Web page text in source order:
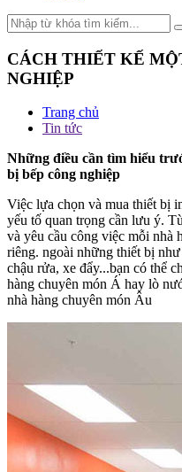
CÁCH THIẾT KẾ
NGHIỆP
Trang chủ
Tin tức
Những điều cần tìm hiểu
bị bếp công nghiệp
Việc lựa chọn và mua thiết bị
yếu tố quan trọng cần lưu ý.
và yêu cầu công việc mỗi nhà
riêng. ngoài những thiết bị
chậu rửa, xe đẩy...bạn có thể
hàng chuyên món Á hay lò
nhà hàng chuyên món Âu